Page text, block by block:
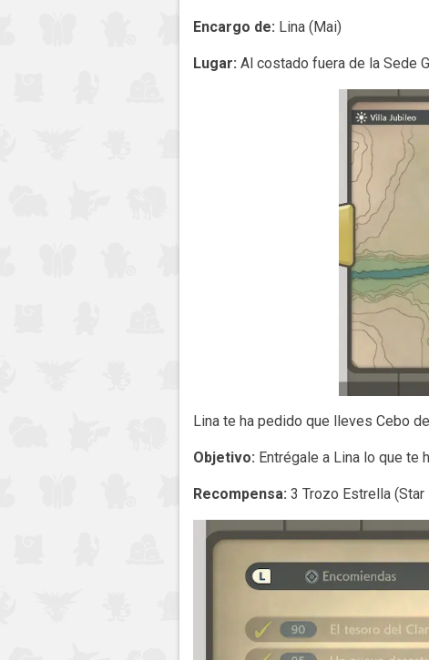
Encargo de: Lina (Mai)
Lugar: Al costado fuera de la Sede
Lina te ha pedido que lleves Cebo
Objetivo: Entrégale a Lina lo que te
Recompensa: 3 Trozo Estrella